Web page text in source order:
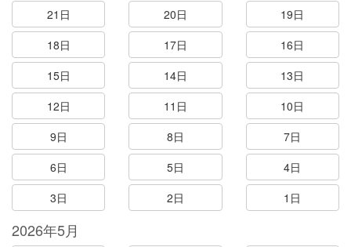
21日
20日
19日
18日
17日
16日
15日
14日
13日
12日
11日
10日
9日
8日
7日
6日
5日
4日
3日
2日 1日
2026年5月